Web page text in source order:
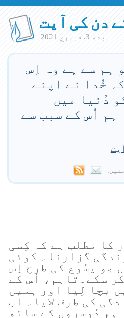
دن کی آیت
بدھ 3. فروري 2021
ہم سے ہے وہ اِس
خُدا نے اپنے
دُنیا میں
ہم اُس کے سبب سے
کا مطلب ہے کہ کِسی
گزارنا۔ کوئی
جو یسُوع کی طرح اِس
کر سکے۔تاہم، اُس کے
بچا لِیا اور ہمیں
کی طرف لایا۔ اب
ہم دُوسروں کے ساتھ